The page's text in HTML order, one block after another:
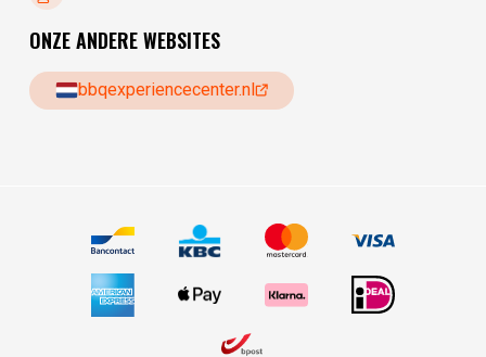
ONZE ANDERE WEBSITES
bbqexperiencecenter.nl